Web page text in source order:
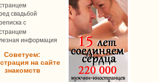
свадьбой
c
информация
Советуем:
на сайте
знакомств